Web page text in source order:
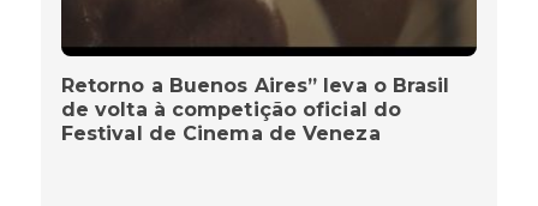
Retorno a Buenos Aires” leva o Brasil
de volta à competição oficial do
Festival de Cinema de Veneza